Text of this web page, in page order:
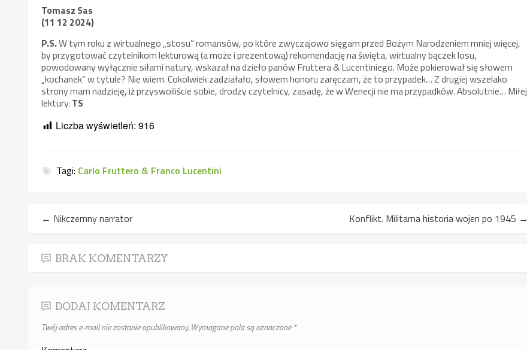
Tomasz Sas
(11 12 2024)
P.S.W tym roku z wirtualnego „stosu” romansów, po które zwyczajowo sięgam przed Bożym Narodzeniem mniej więcej,
by przygotować czytelnikom lekturową (a może i prezentową) rekomendację na święta, wirtualny bączek losu,
powodowany wyłącznie siłami natury, wskazał na dzieło panów Fruttera & Lucentiniego. Może pokierował się słowem
„kochanek” w tytule? Nie wiem. Cokolwiek zadziałało, słowem honoru zaręczam, że to przypadek… Z drugiej wszelako
strony mam nadzieję, iż przyswoiliście sobie, drodzy czytelnicy, zasadę, że w Wenecji nie ma przypadków. Absolutnie… Miłej
lektury. TS
Liczba wyświetleń: 916
Tagi: Carlo Fruttero & Franco Lucentini
← Nikczemny narrator Konflikt. Militarna historia wojen po 1945 →
BRAK KOMENTARZY
DODAJ KOMENTARZ
Twój adres e-mail nie zostanie opublikowany.Wymagane pola są oznaczone*